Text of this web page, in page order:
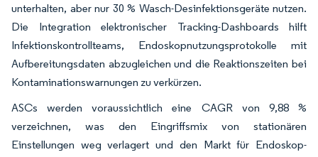
unterhalten, aber nur 30 % Wasch-Desinfektionsgeräte nutzen.
Die Integration elektronischer Tracking-Dashboards hilft
Infektionskontrollteams, Endoskopnutzungsprotokolle mit
Aufbereitungsdaten abzugleichen und die Reaktionszeiten bei
Kontaminationswarnungen zu verkürzen.
ASCs werden voraussichtlich eine CAGR von 9,88 %
verzeichnen, was den Eingriffsmix von stationären
Einstellungen weg verlagert und den Markt für Endoskop-